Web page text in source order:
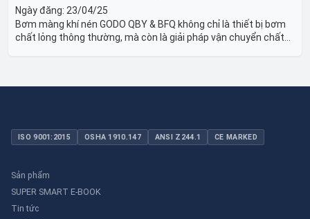
Ngày đăng: 23/04/25
Bơm màng khí nén GODO QBY & BFQ không chỉ là thiết bị bơm
chất lỏng thông thường, mà còn là giải pháp vận chuyển chất
ISO 9001:2015 OSHA 1910.147 ANSI Z244.1 CE MARKED
Sản phẩm
SUPER SMART E-BOOK
Tin tức